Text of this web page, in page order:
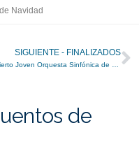
Navidad
SIGUIENTE - FINALIZADOS
Concierto Joven Orquesta Sinfónica de Zamora
de